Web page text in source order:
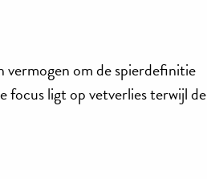
vermogen om de spierdefinitie
focus ligt op vetverlies terwijl de